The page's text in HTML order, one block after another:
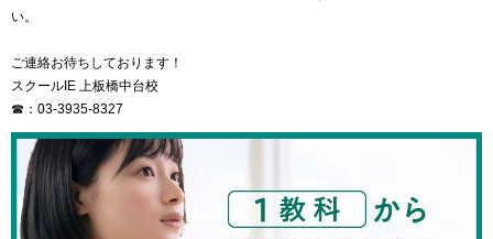
い。
ご連絡お待ちしております！
スクールIE 上板橋中台校
☎：03-3935-8327